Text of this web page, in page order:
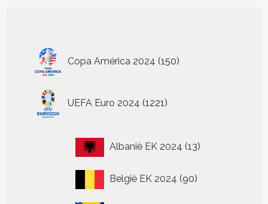
worden
productpagina
Copa América 2024 150
producten
UEFA Euro 2024 1221
producten
Albanië EK 2024 1313
België EK 2024 9090